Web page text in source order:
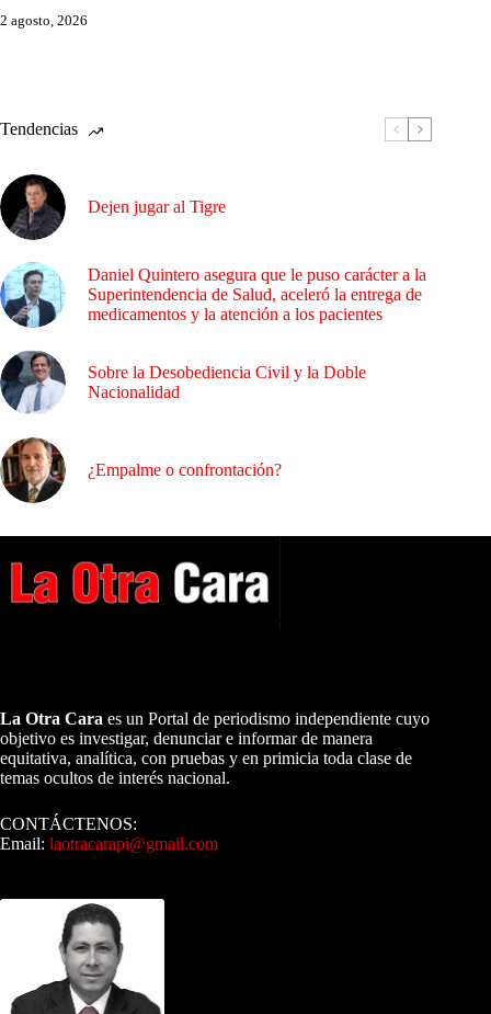
2 agosto, 2026
Tendencias
Dejen jugar al Tigre
Daniel Quintero asegura que le puso carácter a la
Superintendencia de Salud, aceleró la entrega de
medicamentos y la atención a los pacientes
Sobre la Desobediencia Civil y la Doble
Nacionalidad
¿Empalme o confrontación?
La Otra Cara es un Portal de periodismo independiente cuyo
objetivo es investigar, denunciar e informar de manera
equitativa, analítica, con pruebas y en primicia toda clase de
temas ocultos de interés nacional.
CONTÁCTENOS:
Email: laotracarapi@gmail.com